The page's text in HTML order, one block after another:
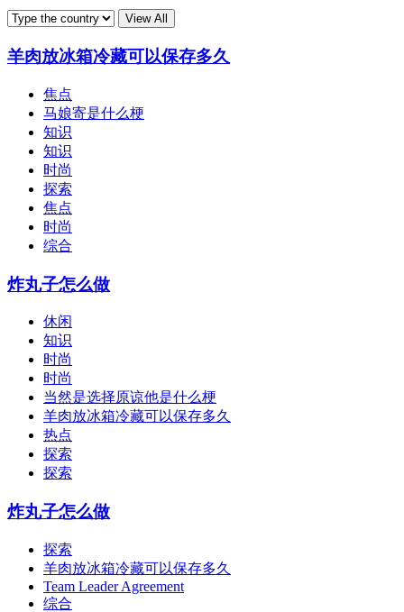
羊肉放冰箱冷藏可以保存多久
焦点
马娘寄是什么梗
知识
知识
时尚
探索
焦点
时尚
综合
炸丸子怎么做
休闲
知识
时尚
时尚
当然是选择原谅他是什么梗
羊肉放冰箱冷藏可以保存多久
热点
探索
探索
炸丸子怎么做
探索
羊肉放冰箱冷藏可以保存多久
Team Leader Agreement
综合